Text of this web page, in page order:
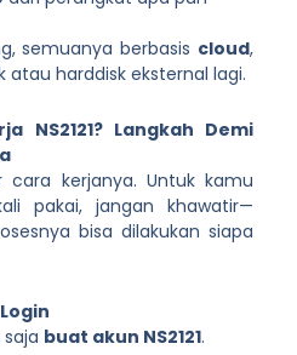
semuanya berbasis cloud,
atau harddisk eksternal lagi.
NS2121? Langkah Demi
cara kerjanya. Untuk kamu
pakai, jangan khawatir—
bisa dilakukan siapa
buat akun NS2121.